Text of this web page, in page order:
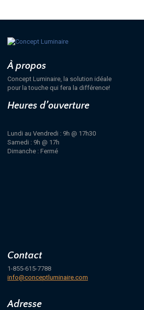
À propos
Concept Luminaire, la solution idéale
pour la touche qui fera la différence!
Heures d’ouverture
Lundi au Vendredi : 9h @ 17h30
Samedi : 9h @ 17h
Dimanche : Fermé
Contact
1-855-615-7788
info@conceptluminaire.com
Adresse